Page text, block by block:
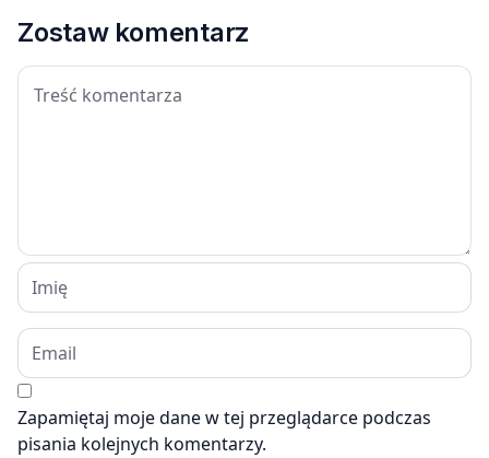
Zostaw komentarz
Zapamiętaj moje dane w tej przeglądarce podczas
pisania kolejnych komentarzy.